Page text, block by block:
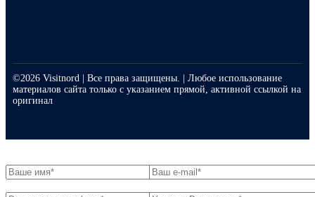
©2026 Visitnord | Все права защищены. | Любое использование
материалов сайта только с указанием прямой, активной ссылкой на
оригинал